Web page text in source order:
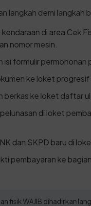
langkah demi langkah
kendaraan di area Cek
nomor mesin.
isi formulir permohonan
ke loket
berkas ke loket daftar
di loket
dan SKPD baru di
pembayaran ke
fisik WAJIB dihadirkan